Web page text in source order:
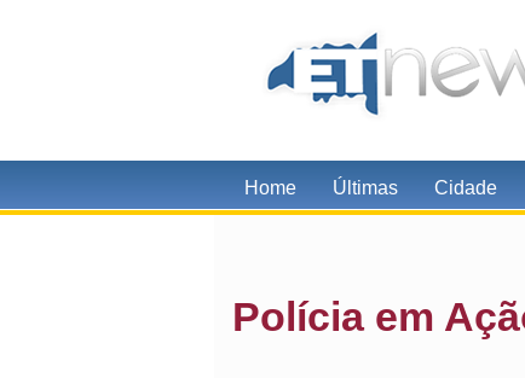
Home Últimas Cidade
Polícia em